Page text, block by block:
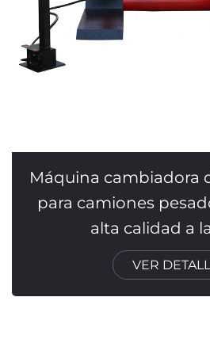
Máquina cambiadora
para camiones
alta calidad a
VER